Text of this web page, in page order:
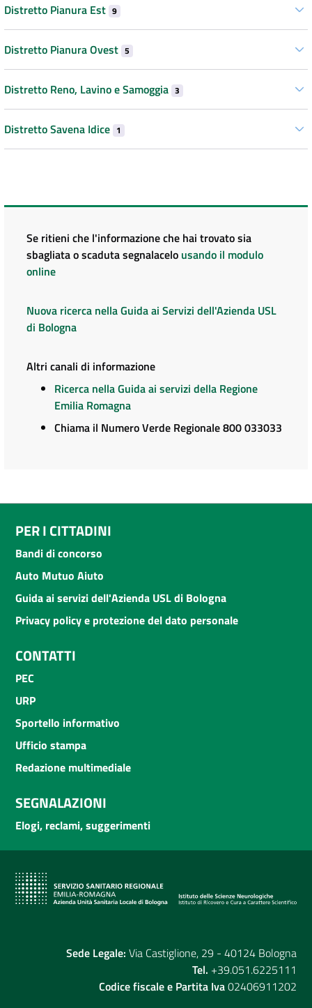
Distretto Pianura Est 9
Distretto Pianura Ovest 5
Distretto Reno, Lavino e Samoggia 3
Distretto Savena Idice 1
Se ritieni che l'informazione che hai trovato sia
sbagliata o scaduta segnalacelo usando il modulo
online
Nuova ricerca nella Guida ai Servizi dell'Azienda USL
di Bologna
Altri canali di informazione
Ricerca nella Guida ai servizi della Regione
Emilia Romagna
Chiama il Numero Verde Regionale 800 033033
PER I CITTADINI
Bandi di concorso
Auto Mutuo Aiuto
Guida ai servizi dell'Azienda USL di Bologna
Privacy policy e protezione del dato personale
CONTATTI
PEC
URP
Sportello informativo
Ufficio stampa
Redazione multimediale
SEGNALAZIONI
Elogi, reclami, suggerimenti
Sede Legale: Via Castiglione, 29 - 40124 Bologna
Tel. +39.051.6225111
Codice fiscale e Partita Iva02406911202